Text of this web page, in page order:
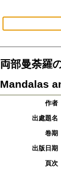
両部曼荼羅
Mandalas
作者
出處題名
卷期
出版日期
頁次